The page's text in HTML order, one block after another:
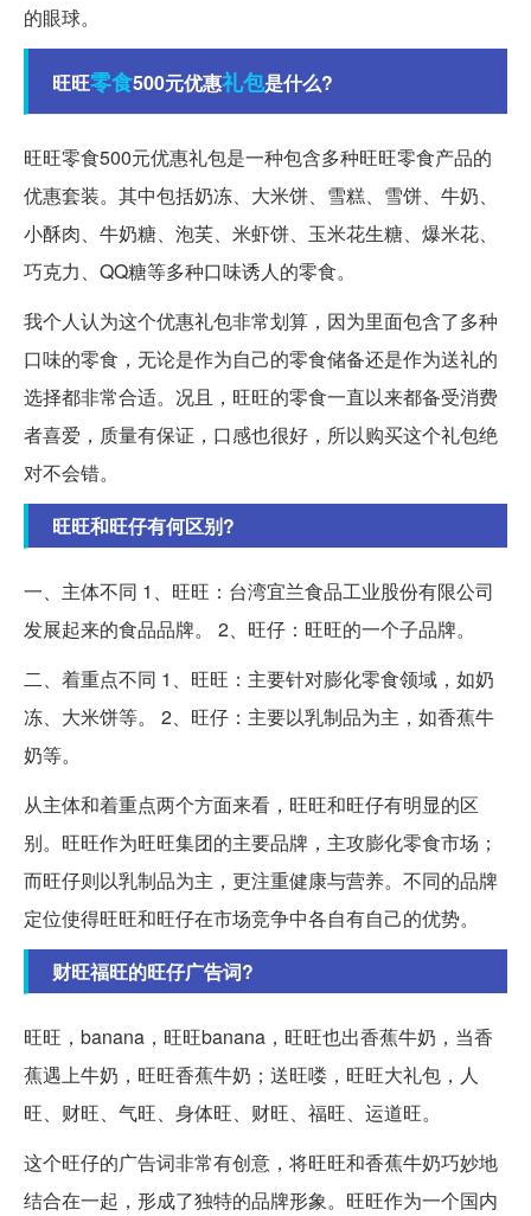
的眼球。
旺旺零食500元优惠礼包是什么?
旺旺零食500元优惠礼包是一种包含多种旺旺零食产品的
优惠套装。其中包括奶冻、大米饼、雪糕、雪饼、牛奶、
小酥肉、牛奶糖、泡芙、米虾饼、玉米花生糖、爆米花、
巧克力、QQ糖等多种口味诱人的零食。
我个人认为这个优惠礼包非常划算，因为里面包含了多种
口味的零食，无论是作为自己的零食储备还是作为送礼的
选择都非常合适。况且，旺旺的零食一直以来都备受消费
者喜爱，质量有保证，口感也很好，所以购买这个礼包绝
对不会错。
旺旺和旺仔有何区别?
一、主体不同 1、旺旺：台湾宜兰食品工业股份有限公司
发展起来的食品品牌。 2、旺仔：旺旺的一个子品牌。
二、着重点不同 1、旺旺：主要针对膨化零食领域，如奶
冻、大米饼等。 2、旺仔：主要以乳制品为主，如香蕉牛
奶等。
从主体和着重点两个方面来看，旺旺和旺仔有明显的区
别。旺旺作为旺旺集团的主要品牌，主攻膨化零食市场；
而旺仔则以乳制品为主，更注重健康与营养。不同的品牌
定位使得旺旺和旺仔在市场竞争中各自有自己的优势。
财旺福旺的旺仔广告词?
旺旺，banana，旺旺banana，旺旺也出香蕉牛奶，当香
蕉遇上牛奶，旺旺香蕉牛奶；送旺喽，旺旺大礼包，人
旺、财旺、气旺、身体旺、财旺、福旺、运道旺。
这个旺仔的广告词非常有创意，将旺旺和香蕉牛奶巧妙地
结合在一起，形成了独特的品牌形象。旺旺作为一个国内